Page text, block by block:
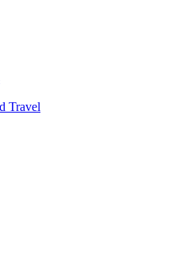
Travel